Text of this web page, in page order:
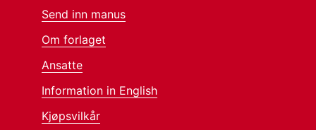
Send inn manus
Om forlaget
Ansatte
Information in English
Kjøpsvilkår